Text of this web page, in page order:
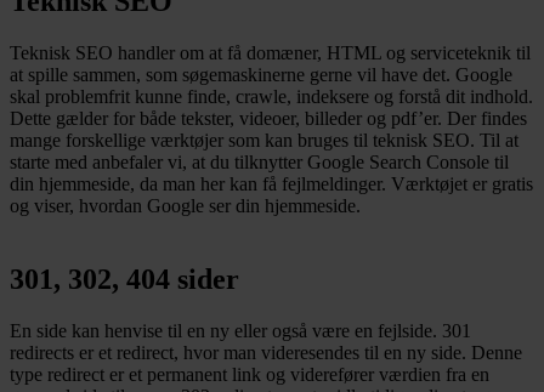
Teknisk SEO handler om at få domæner, HTML og serviceteknik til
at spille sammen, som søgemaskinerne gerne vil have det. Google
skal problemfrit kunne finde, crawle, indeksere og forstå dit indhold.
Dette gælder for både tekster, videoer, billeder og pdf’er. Der findes
mange forskellige værktøjer som kan bruges til teknisk SEO. Til at
starte med anbefaler vi, at du tilknytter Google Search Console til
din hjemmeside, da man her kan få fejlmeldinger. Værktøjet er gratis
og viser, hvordan Google ser din hjemmeside.
301, 302, 404 sider
En side kan henvise til en ny eller også være en fejlside. 301
redirects er et redirect, hvor man videresendes til en ny side. Denne
type redirect er et permanent link og viderefører værdien fra en